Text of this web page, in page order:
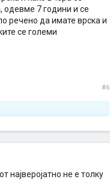
одевме 7 години и се
речено да имате врска и
се големи
#6
најверојатно не е толку